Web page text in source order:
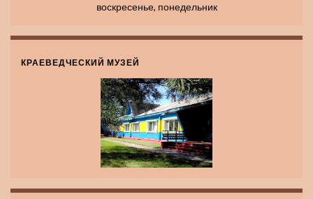
воскресенье, понедельник
КРАЕВЕДЧЕСКИЙ МУЗЕЙ